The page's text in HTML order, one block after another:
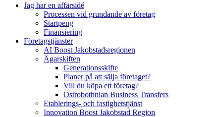
Jag har en affärsidé
Processen vid grundande av företag
Startpeng
Finansiering
Företagstjänster
AI Boost Jakobstadsregionen
Ägarskiften
Generationsskifte
Planer på att sälja företaget?
Vill du köpa ett företag?
Ostrobothnian Business Transfers
Etablerings- och fastighetstjänst
Innovation Boost Jakobstad Region